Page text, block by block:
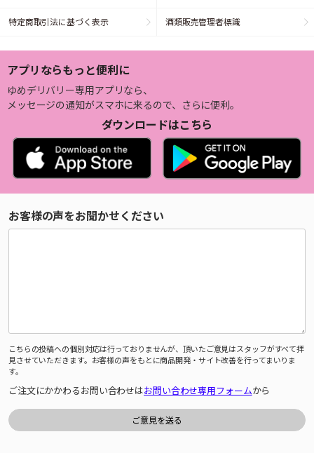
特定商取引法に基づく表示 酒類販売管理者標識
アプリならもっと便利に
ゆめデリバリー専用アプリなら、
メッセージの通知がスマホに来るので、さらに便利。
ダウンロードはこちら
お客様の声をお聞かせください
こちらの投稿への個別対応は行っておりませんが、頂いたご意見はスタッフがすべて拝
見させていただきます。お客様の声をもとに商品開発・サイト改善を行ってまいりま
す。
ご注文にかかわるお問い合わせはお問い合わせ専用フォームから